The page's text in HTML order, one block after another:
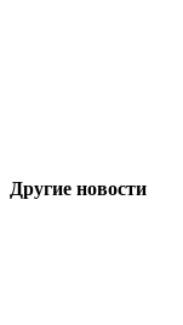
Другие новости